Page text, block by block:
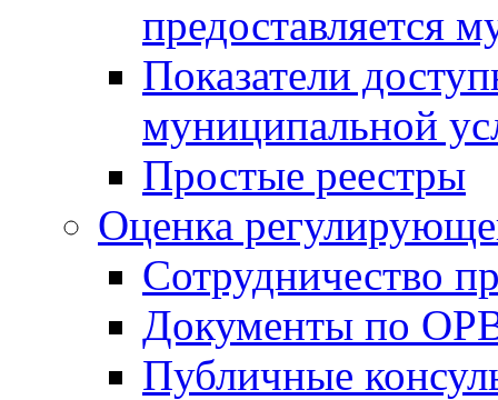
предоставляется
Показатели
муниципальной
Простые реестры
Оценка
Сотрудничество
Документы по
Публичные